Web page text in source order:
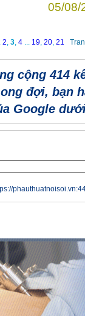
05/08/
, 2, 3, 4 ... 19, 20, 21
cộng 414
đợi, bạn
Google